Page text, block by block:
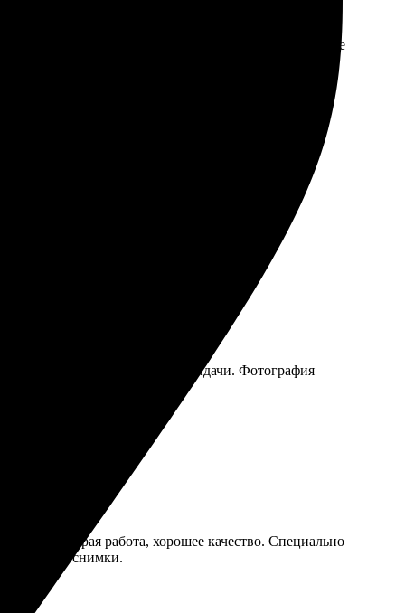
размер. Результат превзошел ожидания, не могу не
остался доволен.
пару дней забрала в пункте выдачи. Фотография
Быстрая работа, хорошее качество. Специально
хорошие снимки.